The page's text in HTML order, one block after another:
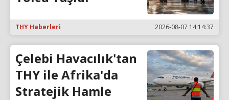
THY Haberleri 2026-08-07 14:14:37
Çelebi Havacılık'tan
THY ile Afrika'da
Stratejik Hamle